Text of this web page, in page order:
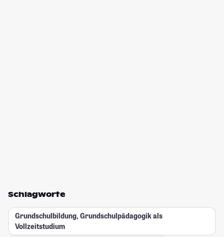
Schlagworte
Grundschulbildung, Grundschulpädagogik als
Vollzeitstudium